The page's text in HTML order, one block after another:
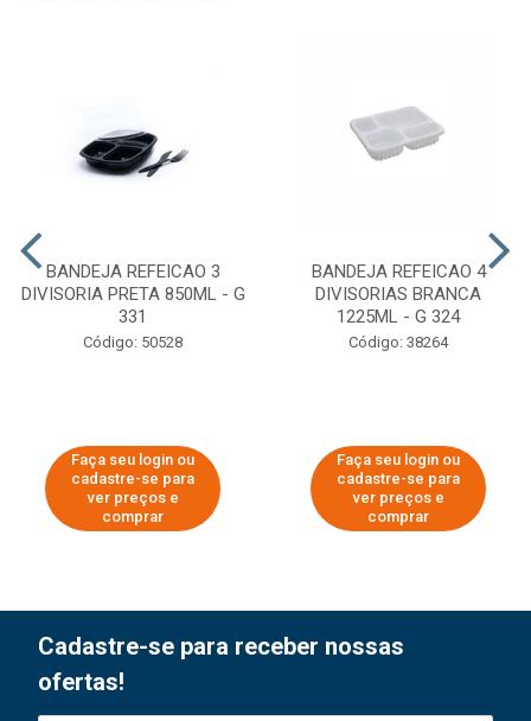
BANDEJA REFEICAO 3
DIVISORIA PRETA 850ML - G
331
Código: 50528
Faça seu login ou
cadastre-se para
ver preços e
comprar
BANDEJA REFEICAO 4
DIVISORIAS BRANCA
1225ML - G 324
Código: 38264
Faça seu login ou
cadastre-se para
ver preços e
comprar
Cadastre-se para receber nossas
ofertas!